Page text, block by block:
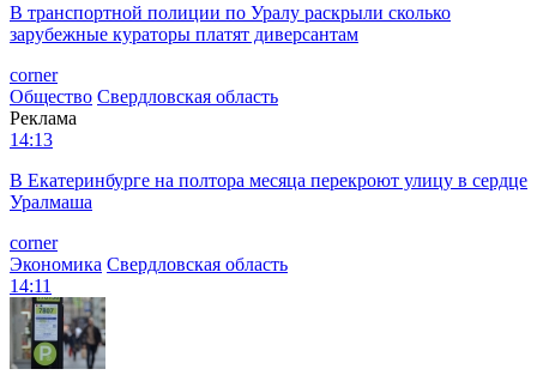
В транспортной полиции по Уралу раскрыли сколько
зарубежные кураторы платят диверсантам
corner
Общество Свердловская область
Реклама
14:13
В Екатеринбурге на полтора месяца перекроют улицу в сердце
Уралмаша
corner
Экономика Свердловская область
14:11